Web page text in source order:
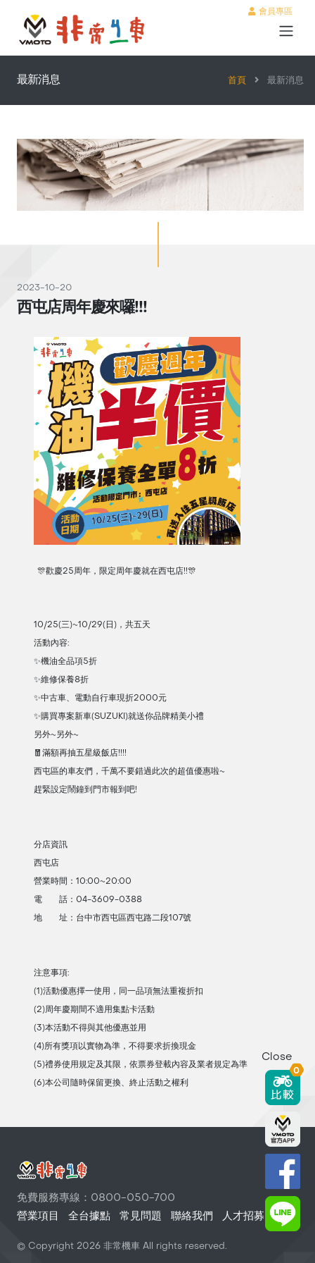
會員專區
最新消息 首頁 最新消息
2023-10-20
西屯店周年慶來囉!!!
🎊歡慶25周年，限定周年慶就在西屯店!!🎊
10/25(三)~10/29(日)，共五天
活動內容:
✨機油全品項5折
✨維修保養8折
✨中古車、電動自行車現折2000元
✨購買專案新車(SUZUKI)就送你品牌精美小禮
另外~另外~
🧧滿額再抽五星級飯店!!!!
西屯區的車友們，千萬不要錯過此次的超值優惠啦~
趕緊設定鬧鐘到門市報到吧!
分店資訊
西屯店
營業時間：10:00~20:00
電 話：04-3609-0388
地 址：台中市西屯區西屯路二段107號
注意事項:
(1)活動優惠擇一使用，同一品項無法重複折扣
(2)周年慶期間不適用集點卡活動
(3)本活動不得與其他優惠並用
(4)所有獎項以實物為準，不得要求折換現金
(5)禮券使用規定及其限，依票券登載內容及業者規定為準
(6)本公司隨時保留更換、終止活動之權利
免費服務專線：0800-050-700
營業項目
全台據點 常見問題 聯絡我們 人才招募
© Copyright 2026 非常機車 All rights reserved.
Close
0